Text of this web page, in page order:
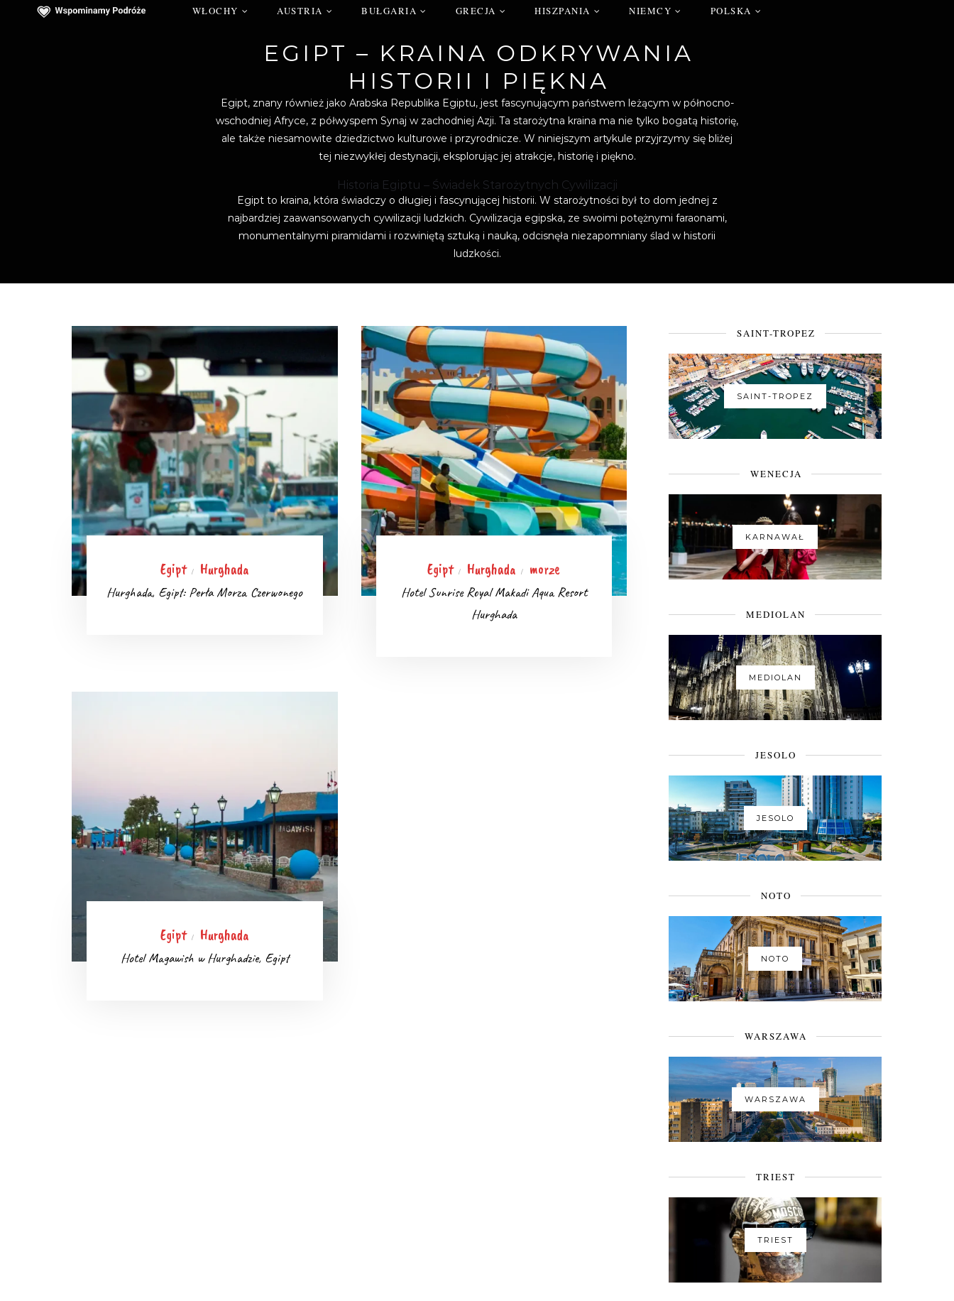
WŁOCHY AUSTRIA BUŁGARIA GRECJA HISZPANIA NIEMCY POLSKA
EGIPT – KRAINA ODKRYWANIA
HISTORII I PIĘKNA
Egipt, znany również jako Arabska Republika Egiptu, jest fascynującym państwem leżącym w północno-
wschodniej Afryce, z półwyspem Synaj w zachodniej Azji. Ta starożytna kraina ma nie tylko bogatą historię,
ale także niesamowite dziedzictwo kulturowe i przyrodnicze. W niniejszym artykule przyjrzymy się bliżej
tej niezwykłej destynacji, eksplorując jej atrakcje, historię i piękno.
Historia Egiptu – Świadek Starożytnych Cywilizacji
Egipt to kraina, która świadczy o długiej i fascynującej historii. W starożytności był to dom jednej z
najbardziej zaawansowanych cywilizacji ludzkich. Cywilizacja egipska, ze swoimi potężnymi faraonami,
monumentalnymi piramidami i rozwiniętą sztuką i nauką, odcisnęła niezapomniany ślad w historii
ludzkości.
Egipt / Hurghada
Hurghada, Egipt: Perła Morza Czerwonego
Egipt / Hurghada / morze
Hotel Sunrise Royal Makadi Aqua Resort
Hurghada
Egipt / Hurghada
Hotel Magawish w Hurghadzie, Egipt
SAINT-TROPEZ
SAINT-TROPEZ
WENECJA
KARNAWAŁ
MEDIOLAN
MEDIOLAN
JESOLO
JESOLO
NOTO
NOTO
WARSZAWA
WARSZAWA
TRIEST
TRIEST